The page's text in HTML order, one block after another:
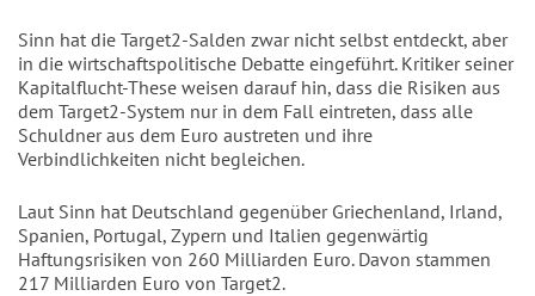
Sinn hat die Target2-Salden zwar nicht selbst entdeckt, aber
in die wirtschaftspolitische Debatte eingeführt. Kritiker seiner
Kapitalflucht-These weisen darauf hin, dass die Risiken aus
dem Target2-System nur in dem Fall eintreten, dass alle
Schuldner aus dem Euro austreten und ihre
Verbindlichkeiten nicht begleichen.
Laut Sinn hat Deutschland gegenüber Griechenland, Irland,
Spanien, Portugal, Zypern und Italien gegenwärtig
Haftungsrisiken von 260 Milliarden Euro. Davon stammen
217 Milliarden Euro von Target2.